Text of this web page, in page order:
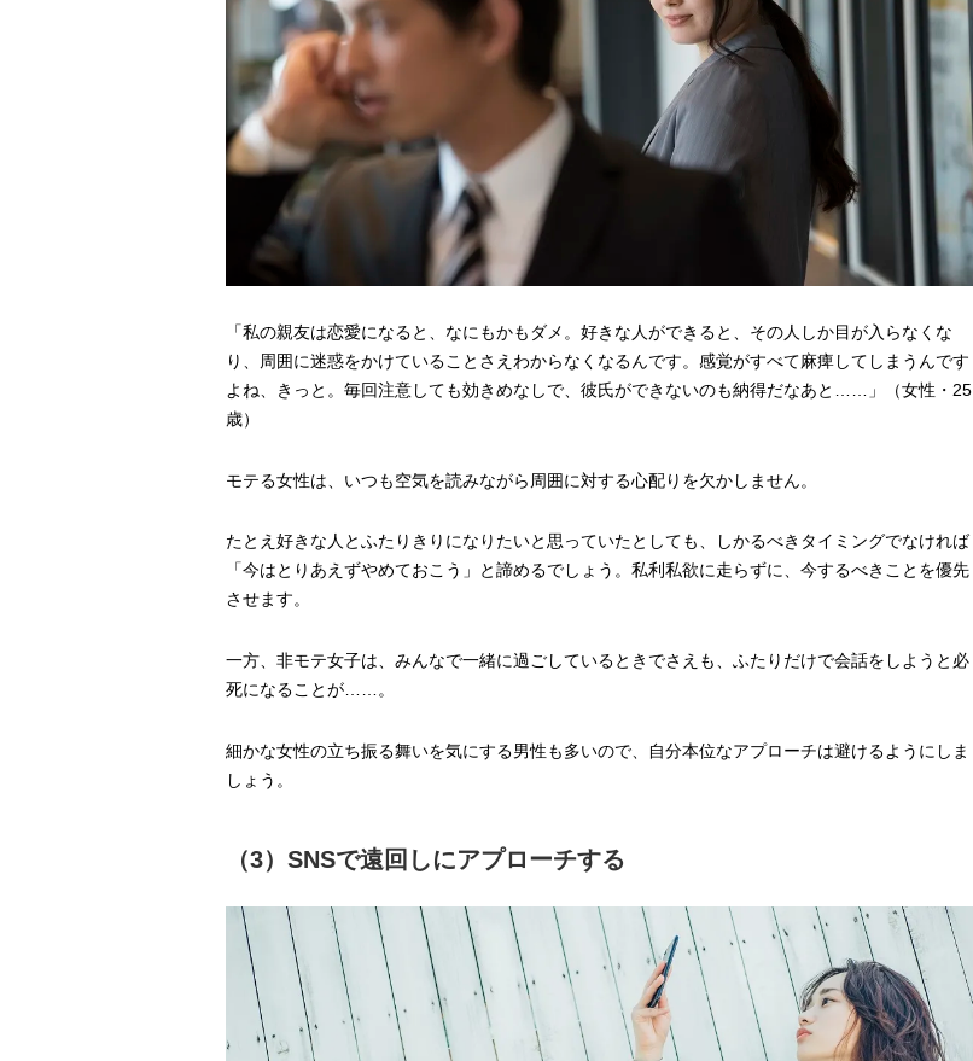
「私の親友は恋愛になると、なにもかもダメ。好きな人ができると、その人しか目が入らなくな
り、周囲に迷惑をかけていることさえわからなくなるんです。感覚がすべて麻痺してしまうんです
よね、きっと。毎回注意しても効きめなしで、彼氏ができないのも納得だなあと……」（女性・25
歳）
モテる女性は、いつも空気を読みながら周囲に対する心配りを欠かしません。
たとえ好きな人とふたりきりになりたいと思っていたとしても、しかるべきタイミングでなければ
「今はとりあえずやめておこう」と諦めるでしょう。私利私欲に走らずに、今するべきことを優先
させます。
一方、非モテ女子は、みんなで一緒に過ごしているときでさえも、ふたりだけで会話をしようと必
死になることが……。
細かな女性の立ち振る舞いを気にする男性も多いので、自分本位なアプローチは避けるようにしま
しょう。
（3）SNSで遠回しにアプローチする